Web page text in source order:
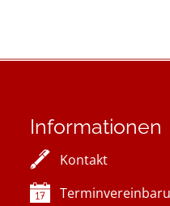
Informationen
Kontakt